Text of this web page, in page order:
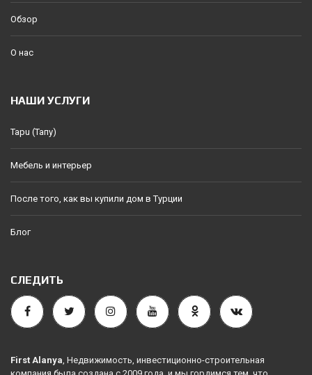
Обзор
О нас
НАШИ УСЛУГИ
Tapu (Тапу)
Мебель и интерьер
После того, как вы купили дом в Турции
Блог
СЛЕДИТЬ
First Alanya, Недвижимость, инвестиционно-строительная